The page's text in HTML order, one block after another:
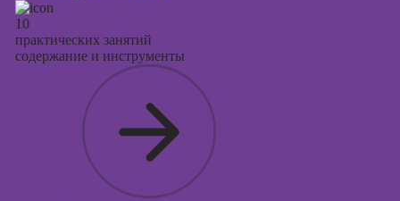
10
практических занятий
содержание и инструменты